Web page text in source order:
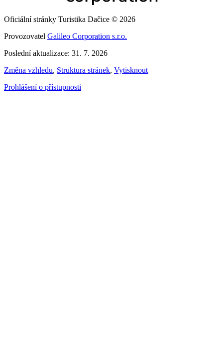
Oficiální stránky Turistika Dačice © 2026
Provozovatel Galileo Corporation s.r.o.
Poslední aktualizace: 31. 7. 2026
Změna vzhledu, Struktura stránek, Vytisknout
Prohlášení o přístupnosti